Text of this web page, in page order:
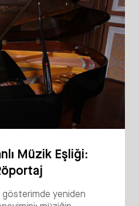
Müzik Eşliği:
gösterimde yeniden